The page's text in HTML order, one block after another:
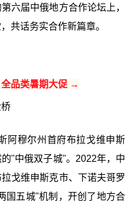
六届中俄地方合作论坛上，
共话务实合作新篇章。
品类暑期大促 →
阿穆尔州首府布拉戈维申斯
"中俄双子城"。2022年，中
戈维申斯克市、下诺夫哥罗
国五城"机制，开创了地方合